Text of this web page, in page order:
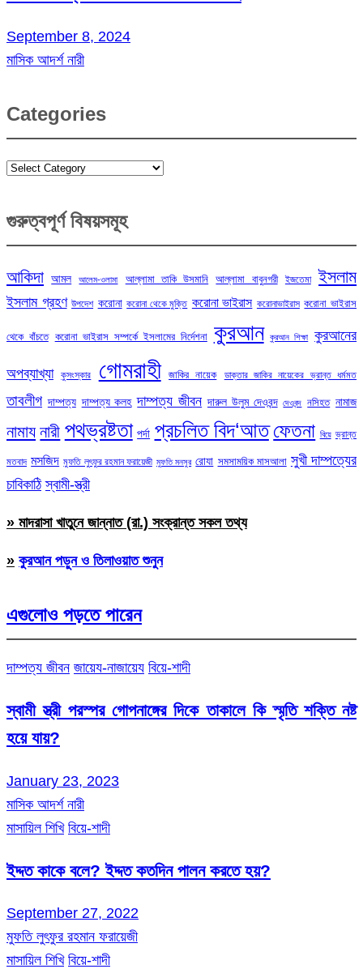
September 8, 2024
মাসিক আদর্শ নারী
Categories
Categories
গুরুত্বপূর্ণ বিষয়সমূহ
আকিদা আমল আলেম-ওলামা আল্লামা তাকি উসমানি আল্লামা বাবুনগরী ইজতেমা ইসলাম
ইসলাম গ্রহণ উপদেশ করোনা করোনা থেকে মুক্তি করোনা ভাইরাস করোনাভাইরাস করোনা ভাইরাস
থেকে বাঁচতে করোনা ভাইরাস সম্পর্কে ইসলামের নির্দেশনা কুরআন কুরআন শিক্ষা কুরআনের
অপব্যাখ্যা কুসংস্কার গোমরাহী জাকির নায়েক ডাক্তার জাকির নায়েকের ভ্রান্ত ধর্মমত
তাবলীগ দাম্পত্য দাম্পত্য কলহ দাম্পত্য জীবন দারুল উলুম দেওবন্দ দেওবন্দ নসিহত নামাজ
নামায নারী পথভ্রষ্টতা পর্দা প্রচলিত বিদ‘আত ফেতনা বিয়ে ভ্রান্ত
মতবাদ মসজিদ মুফতি লুৎফুর রহমান ফরায়েজী মুফতি মনসুর রোযা সমসাময়িক মাসআলা সুখী দাম্পত্যের
চাবিকাঠি স্বামী-স্ত্রী
» মাদরাসা খাতুনে জান্নাত (রা.) সংক্রান্ত সকল তথ্য
» কুরআন পড়ুন ও তিলাওয়াত শুনুন
এগুলোও পড়তে পারেন
দাম্পত্য জীবন জায়েয-নাজায়েয বিয়ে-শাদী
স্বামী স্ত্রী পরস্পর গোপনাঙ্গের দিকে তাকালে কি স্মৃতি শক্তি নষ্ট
হয়ে যায়?
January 23, 2023
মাসিক আদর্শ নারী
মাসায়িল শিখি বিয়ে-শাদী
ইদ্দত কাকে বলে? ইদ্দত কতদিন পালন করতে হয়?
September 27, 2022
মুফতি লুৎফুর রহমান ফরায়েজী
মাসায়িল শিখি বিয়ে-শাদী